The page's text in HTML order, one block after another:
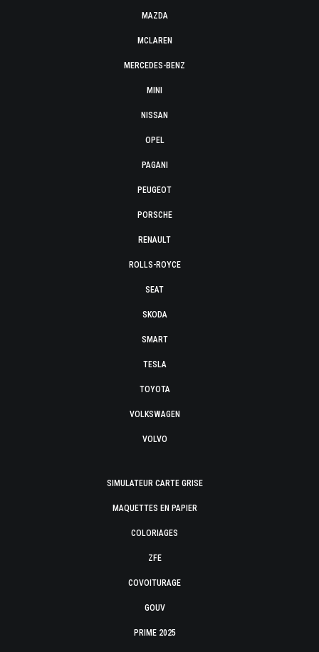
MAZDA
MCLAREN
MERCEDES-BENZ
MINI
NISSAN
OPEL
PAGANI
PEUGEOT
PORSCHE
RENAULT
ROLLS-ROYCE
SEAT
SKODA
SMART
TESLA
TOYOTA
VOLKSWAGEN
VOLVO
SIMULATEUR CARTE GRISE
MAQUETTES EN PAPIER
COLORIAGES
ZFE
COVOITURAGE
GOUV
PRIME 2025